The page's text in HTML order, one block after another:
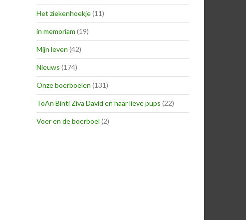
Het ziekenhoekje(11)
in memoriam (19)
Mijn leven (42)
Nieuws (174)
Onze boerboelen (131)
ToAn Binti Ziva David en haar lieve pups (22)
Voer en de boerboel (2)